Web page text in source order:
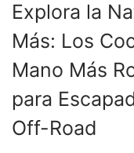
Explora la
Más: Los
Mano Más
para
Off-Road